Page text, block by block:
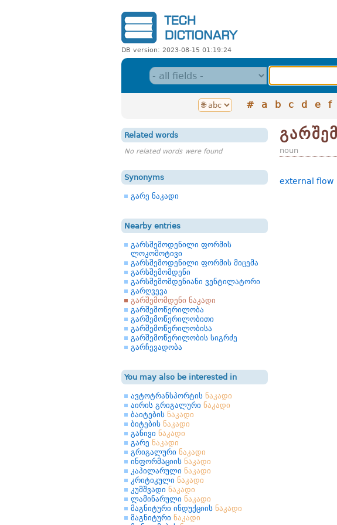
DB version: 2023-08-15 01:19:24
# a b c d e f
Related words
No related words were found
Synonyms
გარე ნაკადი
Nearby entries
გარსშემოდენილი ფორმის
ლოკომოტივი
გარსშემოდენილი ფორმის მიცემა
გარსშემომდენი
გარსშემომდენიანი ვენტილატორი
გარღვევა
გარშემომდენი ნაკადი
გარშემოწერილობა
გარშემოწერილობითი
გარშემოწერილობისა
გარშემოწერილობის სიგრძე
გარჩევადობა
You may also be interested in
ავტოტრანსპორტის ნაკადი
აირის გრიგალური ნაკადი
ბაიტების ნაკადი
ბიტების ნაკადი
განივი ნაკადი
გარე ნაკადი
გრიგალური ნაკადი
ინფორმაციის ნაკადი
კაპილარული ნაკადი
კრიტიკული ნაკადი
კუმშვადი ნაკადი
ლამინარული ნაკადი
მაგნიტური ინდუქციის ნაკადი
მაგნიტური ნაკადი
noun
external flow